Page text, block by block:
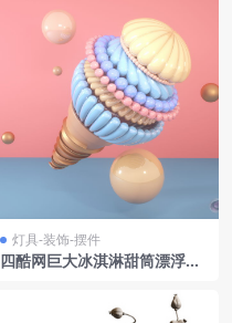
灯具-装饰-摆件
四酷网巨大冰淇淋甜筒漂浮球